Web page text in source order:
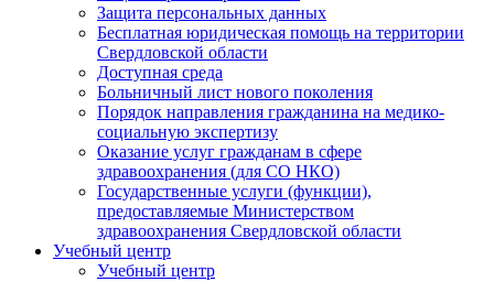
Защита персональных данных
Бесплатная юридическая помощь на территории
Свердловской области
Доступная среда
Больничный лист нового поколения
Порядок направления гражданина на медико-
социальную экспертизу
Оказание услуг гражданам в сфере
здравоохранения (для СО НКО)
Государственные услуги (функции),
предоставляемые Министерством
здравоохранения Свердловской области
Учебный центр
Учебный центр